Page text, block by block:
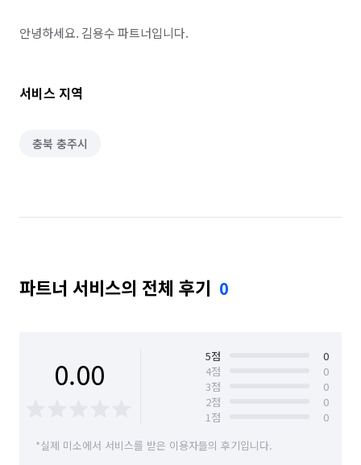
안녕하세요. 김용수 파트너입니다.
서비스 지역
충북 충주시
파트너 서비스의 전체 후기 0
0.00 5점
0
4점
0
3점
0
2점
0
1점
0
*실제 미소에서 서비스를 받은 이용자들의 후기입니다.